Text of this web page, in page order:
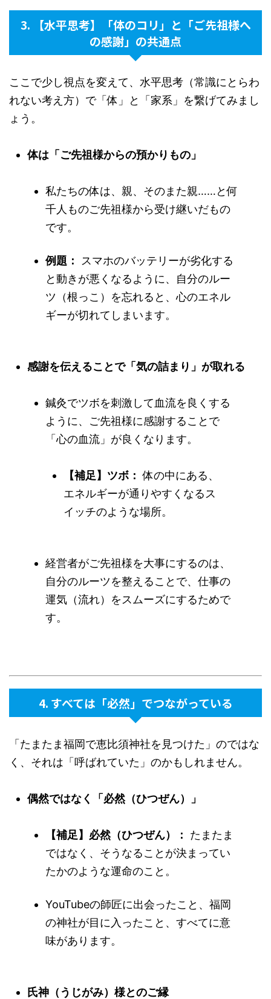
3. 【水平思考】「体のコリ」と「ご先祖様へ
の感謝」の共通点
ここで少し視点を変えて、水平思考（常識にとらわ
れない考え方）で「体」と「家系」を繋げてみまし
ょう。
体は「ご先祖様からの預かりもの」
私たちの体は、親、そのまた親……と何
千人ものご先祖様から受け継いだもの
です。
例題：
スマホのバッテリーが劣化する
と動きが悪くなるように、自分のルー
ツ（根っこ）を忘れると、心のエネル
ギーが切れてしまいます。
感謝を伝えることで「気の詰まり」が取れる
鍼灸でツボを刺激して血流を良くする
ように、ご先祖様に感謝することで
「心の血流」が良くなります。
【補足】ツボ： 体の中にある、
エネルギーが通りやすくなるス
イッチのような場所。
経営者がご先祖様を大事にするのは、
自分のルーツを整えることで、仕事の
運気（流れ）をスムーズにするためで
す。
4. すべては「必然」でつながっている
「たまたま福岡で恵比須神社を見つけた」のではな
く、それは「呼ばれていた」のかもしれません。
偶然ではなく「必然（ひつぜん）」
【補足】必然（ひつぜん）：
たまたま
ではなく、そうなることが決まってい
たかのような運命のこと。
YouTubeの師匠に出会ったこと、福岡
の神社が目に入ったこと、すべてに意
味があります。
氏神（うじがみ）様とのご縁